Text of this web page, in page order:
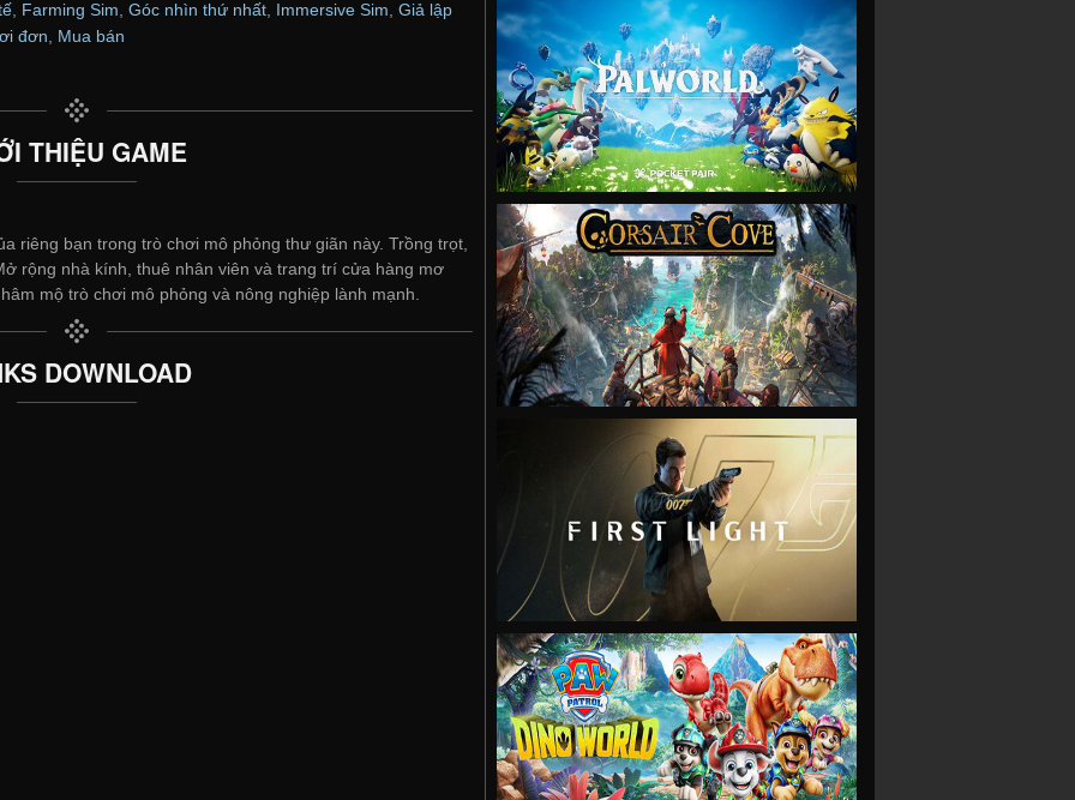
, Farming Sim, Góc nhìn thứ nhất, Immersive Sim, Giả lập
đơn
Mua bán
THIỆU GAME
riêng bạn trong trò chơi mô phỏng thư giãn này. Trồng trọt,
rộng nhà kính, thuê nhân viên và trang trí cửa hàng mơ
mộ trò chơi mô phỏng và nông nghiệp lành mạnh.
DOWNLOAD
VIEW
VIEW
VIEW
VIEW